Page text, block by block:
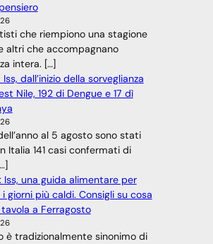
che riempiono una stagione
altri che accompagnano
intera. […]
dall’inizio della sorveglianza
Nile, 192 di Dengue e 17 dì
al 5 agosto sono stati
Italia 141 casi confermati di
Iss, una guida alimentare per
giorni più caldi. Consigli su cosa
a Ferragosto
è tradizionalmente sinonimo di